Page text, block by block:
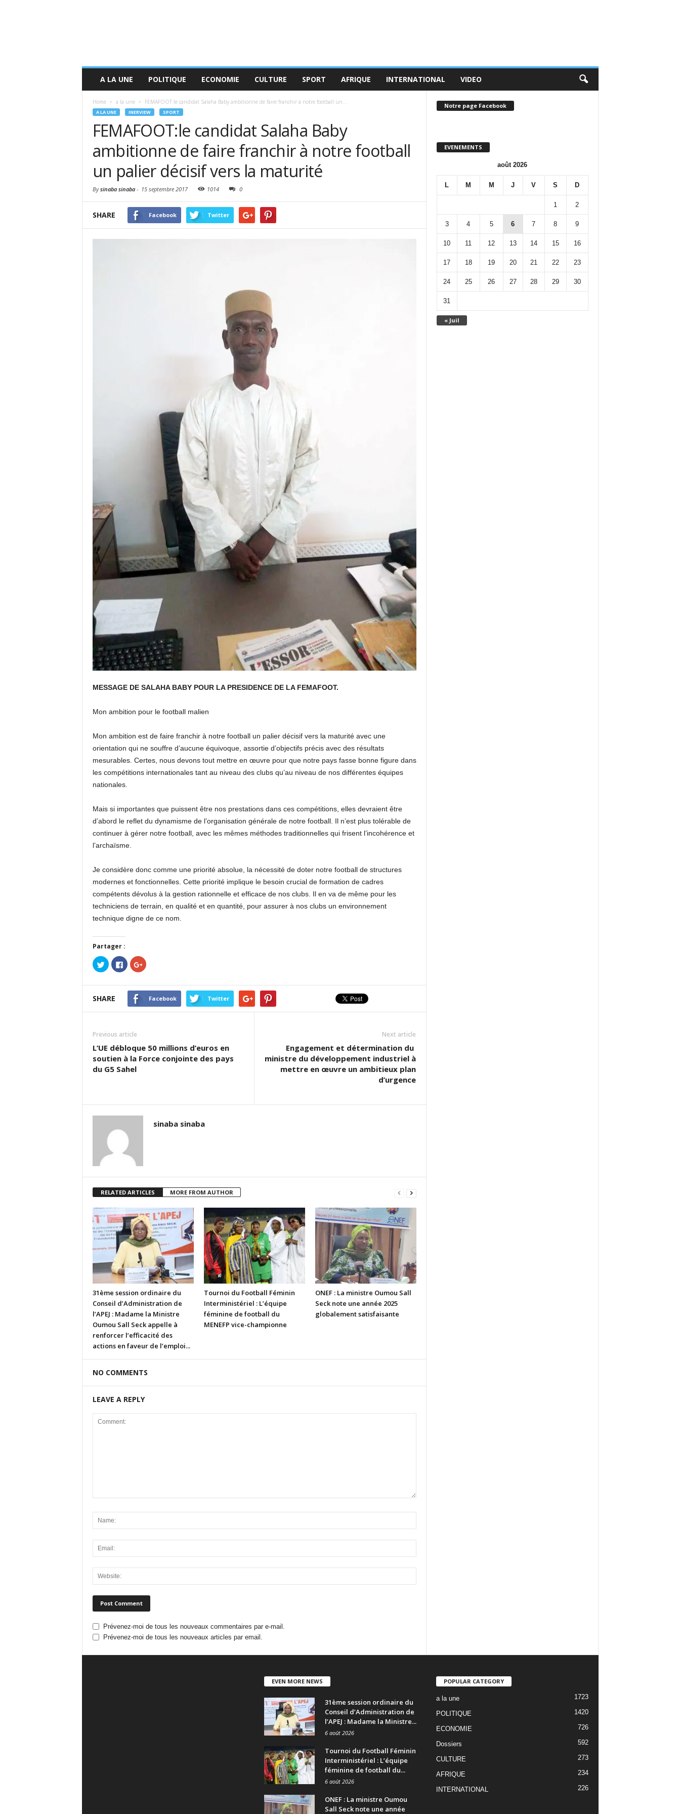
A LA UNE POLITIQUE ECONOMIE CULTURE SPORT AFRIQUE INTERNATIONAL VIDEO
Home a la une FEMAFOOT:le candidat Salaha Baby ambitionne de faire franchir à notre football un...
A LA UNE INERVIEW SPORT
FEMAFOOT:le candidat Salaha Baby
ambitionne de faire franchir à notre football
un palier décisif vers la maturité
Bysinaba sinaba- 15 septembre 2017 1014 0
SHARE Facebook Twitter
MESSAGE DE SALAHA BABY POUR LA PRESIDENCE DE LA FEMAFOOT.
Mon ambition pour le football malien
Mon ambition est de faire franchir à notre football un palier décisif vers la maturité avec une
orientation qui ne souffre d’aucune équivoque, assortie d’objectifs précis avec des résultats
mesurables. Certes, nous devons tout mettre en œuvre pour que notre pays fasse bonne figure dans
les compétitions internationales tant au niveau des clubs qu’au niveau de nos différentes équipes
nationales.
Mais si importantes que puissent être nos prestations dans ces compétitions, elles devraient être
d’abord le reflet du dynamisme de l’organisation générale de notre football. Il n’est plus tolérable de
continuer à gérer notre football, avec les mêmes méthodes traditionnelles qui frisent l’incohérence et
l’archaïsme.
Je considère donc comme une priorité absolue, la nécessité de doter notre football de structures
modernes et fonctionnelles. Cette priorité implique le besoin crucial de formation de cadres
compétents dévolus à la gestion rationnelle et efficace de nos clubs. Il en va de même pour les
techniciens de terrain, en qualité et en quantité, pour assurer à nos clubs un environnement
technique digne de ce nom.
Partager :
Cliquez
pour
partager
Twitter(ouvre
une
nouvelle
fenêtre)
Cliquez
pour
partager
Facebook(ouvre
dans
une
nouvelle
fenêtre)
Cliquez
pour
Google+
(ouvre
dans
une
nouvelle
SHARE Facebook Twitter
Previous article
L’UE débloque 50 millions d’euros en
soutien à la Force conjointe des pays
du G5 Sahel
Next article
Engagement et détermination du
ministre du développement industriel à
mettre en œuvre un ambitieux plan
d’urgence
sinaba sinaba
RELATED ARTICLES MORE FROM AUTHOR
31ème session ordinaire du
Conseil d’Administration de
l’APEJ : Madame la Ministre
Oumou Sall Seck appelle à
renforcer l’efficacité des
actions en faveur de l’emploi...
Tournoi du Football Féminin
Interministériel : L’équipe
féminine de football du
MENEFP vice-championne
ONEF : La ministre Oumou Sall
Seck note une année 2025
globalement satisfaisante
NO COMMENTS
LEAVE A REPLY
Prévenez-moi de tous les nouveaux commentaires par e-mail.
Prévenez-moi de tous les nouveaux articles par email.
Notre page Facebook
EVENEMENTS
août 2026
L M M J V S D
« Juil
1 2
3 4 5 6 7 8 9
10 11 12 13 14 15 16
17 18 19 20 21 22 23
24 25 26 27 28 29 30
31
EVEN MORE NEWS
31ème session ordinaire du
Conseil d’Administration de
l’APEJ : Madame la Ministre...
6 août 2026
Tournoi du Football Féminin
Interministériel : L’équipe
féminine de football du...
6 août 2026
ONEF : La ministre Oumou
Sall Seck note une année
POPULAR CATEGORY
a la une 1723
POLITIQUE 1420
ECONOMIE 726
Dossiers 592
CULTURE 273
AFRIQUE 234
INTERNATIONAL 226